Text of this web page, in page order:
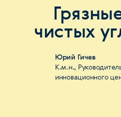
чистых
Юрий Гичев
К.м.н.,
инновационного